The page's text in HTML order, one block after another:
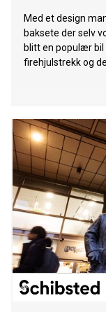
Med et design
baksete der selv
blitt en populær bil
firehjulstrekk og